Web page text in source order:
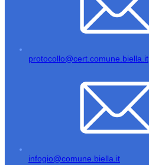
protocollo@cert.comune.biella.it
infogio@comune.biella.it